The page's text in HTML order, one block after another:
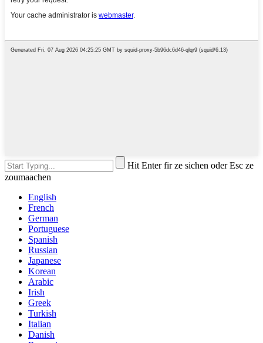
Hit Enter fir ze sichen oder Esc ze
zoumaachen
English
French
German
Portuguese
Spanish
Russian
Japanese
Korean
Arabic
Irish
Greek
Turkish
Italian
Danish